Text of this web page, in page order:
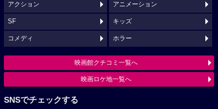
アクション アニメーション
SF キッズ
コメディ ホラー
映画館クチコミ一覧へ
映画ロケ地一覧へ
SNSでチェックする